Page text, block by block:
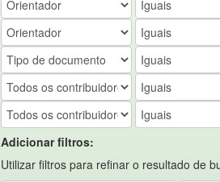
Adicionar filtros:
Utilizar filtros para refinar o resultado de